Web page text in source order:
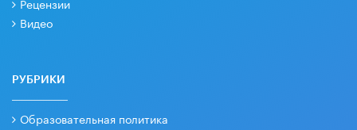
Видео
РУБРИКИ
Образовательная политика